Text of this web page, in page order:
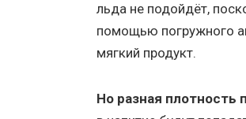
льда не подойдёт,
помощью погружного
мягкий продукт.
Но разная плотность